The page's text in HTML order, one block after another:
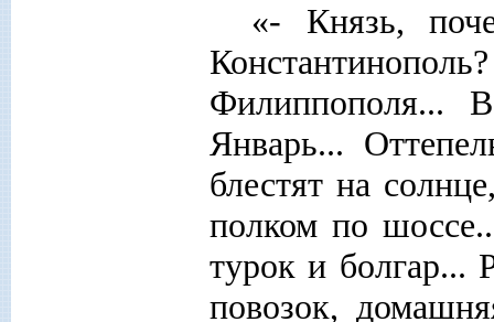
«- Князь,
Филиппополя...
Январь...
блестят на
полком по
турок и болгар...
повозок,